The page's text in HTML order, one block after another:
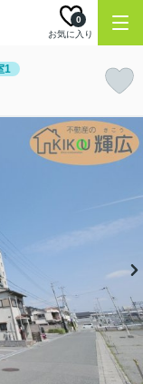
お気に入り
0
1